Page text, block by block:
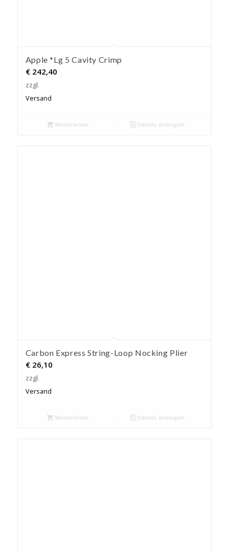
Apple *Lg 5 Cavity Crimp
€242,40
zzgl.
Versand
Weiterlesen Details anzeigen
Carbon Express String-Loop Nocking Plier
€26,10
zzgl.
Versand
Weiterlesen Details anzeigen